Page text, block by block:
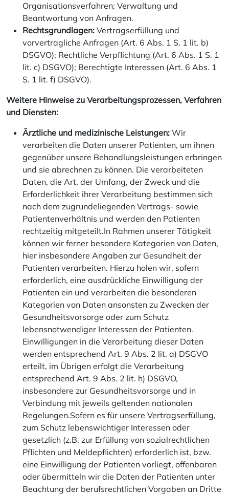
Organisationsverfahren; Verwaltung und
Beantwortung von Anfragen.
Rechtsgrundlagen: Vertragserfüllung und
vorvertragliche Anfragen (Art. 6 Abs. 1 S. 1 lit. b)
DSGVO); Rechtliche Verpflichtung (Art. 6 Abs. 1 S. 1
lit. c) DSGVO); Berechtigte Interessen (Art. 6 Abs. 1
S. 1 lit. f) DSGVO).
Weitere Hinweise zu Verarbeitungsprozessen, Verfahren
und Diensten:
Ärztliche und medizinische Leistungen: Wir
verarbeiten die Daten unserer Patienten, um ihnen
gegenüber unsere Behandlungsleistungen erbringen
und sie abrechnen zu können. Die verarbeiteten
Daten, die Art, der Umfang, der Zweck und die
Erforderlichkeit ihrer Verarbeitung bestimmen sich
nach dem zugrundeliegenden Vertrags- sowie
Patientenverhältnis und werden den Patienten
rechtzeitig mitgeteilt.In Rahmen unserer Tätigkeit
können wir ferner besondere Kategorien von Daten,
hier insbesondere Angaben zur Gesundheit der
Patienten verarbeiten. Hierzu holen wir, sofern
erforderlich, eine ausdrückliche Einwilligung der
Patienten ein und verarbeiten die besonderen
Kategorien von Daten ansonsten zu Zwecken der
Gesundheitsvorsorge oder zum Schutz
lebensnotwendiger Interessen der Patienten.
Einwilligungen in die Verarbeitung dieser Daten
werden entsprechend Art. 9 Abs. 2 lit. a) DSGVO
erteilt, im Übrigen erfolgt die Verarbeitung
entsprechend Art. 9 Abs. 2 lit. h) DSGVO,
insbesondere zur Gesundheitsvorsorge und in
Verbindung mit jeweils geltenden nationalen
Regelungen.Sofern es für unsere Vertragserfüllung,
zum Schutz lebenswichtiger Interessen oder
gesetzlich (z.B. zur Erfüllung von sozialrechtlichen
Pflichten und Meldepflichten) erforderlich ist, bzw.
eine Einwilligung der Patienten vorliegt, offenbaren
oder übermitteln wir die Daten der Patienten unter
Beachtung der berufsrechtlichen Vorgaben an Dritte